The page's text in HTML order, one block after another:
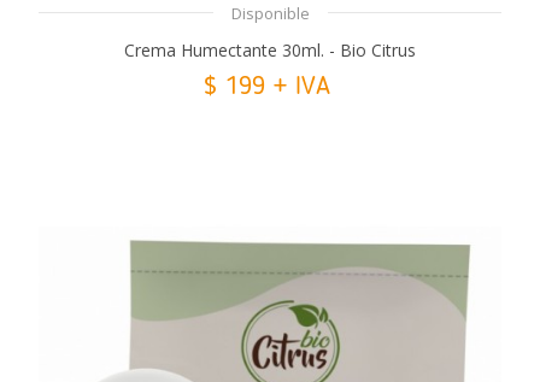
Disponible
Crema Humectante 30ml. - Bio Citrus
$ 199 + IVA